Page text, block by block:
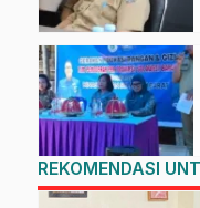
REKOMENDASI